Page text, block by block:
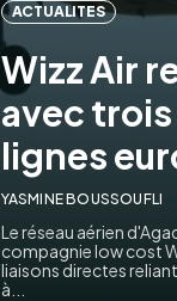
ACTUALITES
Wizz Air
avec
lignes
YASMINE BOUSSOUFLI
Le réseau aérien
compagnie low cost
liaisons directes
à...